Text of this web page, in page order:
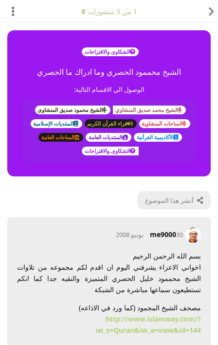
الشكاوى والاقتراحات
الشيخ محممود الحصري وما ادراك ما الحصري
الوصول الي الاقسام التالية:
الشيخ محمد صديق المنشاوي
الشيخ محمود صديق المنشاوى
الساحات المنشاوية
قراء القرأن الكريم
المنتديات الإسلامية
الأكاديمية القرأنية
المنتديات العامة
الساحات العامة
الشكاوى والاقتراحات
أنشر هذا الموضوع
1 من 3 منشورات
me900030 يونيو 2008
بسم الله الرحمن الرحيم
اخواني الاعزاء يشرفني اليوم ان اقدم لكم مجموعه من تلاوات
الشيخ محممود خليل الحصري المتميزة والنقيه جدا كما انكم
تستطيعون سماعها مباشرة من الشبكة
مصحف الشيخ المجمود (كما ورد في الاذاعه)
http://www.islamway.com/?
iw_s=Quran&iw_a=view&id=144